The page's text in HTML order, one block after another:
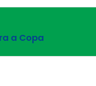
a Copa